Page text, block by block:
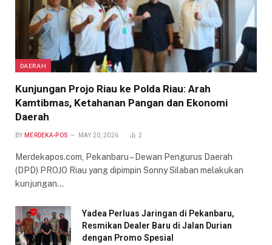
DAERAH
Kunjungan Projo Riau ke Polda Riau: Arah
Kamtibmas, Ketahanan Pangan dan Ekonomi
Daerah
BY MERDEKA-POS MAY 20, 2026 2
Merdekapos.com, Pekanbaru – Dewan Pengurus Daerah
(DPD) PROJO Riau yang dipimpin Sonny Silaban melakukan
kunjungan…
Yadea Perluas Jaringan di Pekanbaru,
Resmikan Dealer Baru di Jalan Durian
dengan Promo Spesial